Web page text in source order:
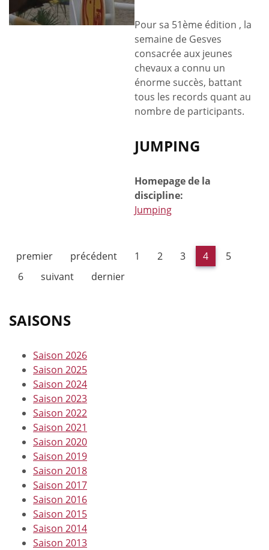
Pour sa 51ème édition , la
semaine de Gesves
consacrée aux jeunes
chevaux a connu un
énorme succès, battant
tous les records quant au
nombre de participants.
JUMPING
Homepage de la
discipline:
Jumping
premier précédent 1 2 3 4
5
6
suivant dernier
SAISONS
Saison 2026
Saison 2025
Saison 2024
Saison 2023
Saison 2022
Saison 2021
Saison 2020
Saison 2019
Saison 2018
Saison 2017
Saison 2016
Saison 2015
Saison 2014
Saison 2013